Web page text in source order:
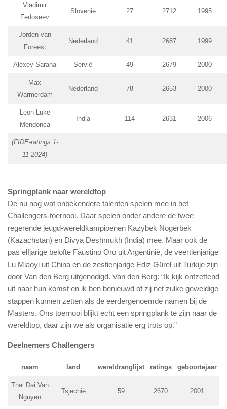
Vladimir
Fedoseev
Slovenië 27 2712 1995
Jorden van
Foreest
Nederland 41 2687 1999
Alexey Sarana Servië 49 2679 2000
Max
Warmerdam
Nederland 78 2653 2000
Leon Luke
Mendonca
India 114 2631 2006
(FIDE-ratings 1-
11-2024)
Springplank naar wereldtop
De nu nog wat onbekendere talenten spelen mee in het
Challengers-toernooi. Daar spelen onder andere de twee
regerende jeugd-wereldkampioenen Kazybek Nogerbek
(Kazachstan) en Divya Deshmukh (India) mee. Maar ook de
pas elfjarige belofte Faustino Oro uit Argentinië, de veertienjarige
Lu Miaoyi uit China en de zestienjarige Ediz Gürel uit Turkije zijn
door Van den Berg uitgenodigd. Van den Berg: “Ik kijk ontzettend
uit naar hun komst en ik ben benieuwd of zij net zulke geweldige
stappen kunnen zetten als de eerdergenoemde namen bij de
Masters. Ons toernooi blijkt echt een springplank te zijn naar de
wereldtop, daar zijn we als organisatie erg trots op.”
Deelnemers Challengers
naam land wereldranglijst ratings geboortejaar
Thai Dai Van
Nguyen
Tsjechië 59 2670 2001